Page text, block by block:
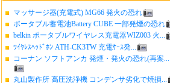
マッサージ器(充電式) MG66 発火の恐れ
ポータブル蓄電池Battery CUBE 一部発煙の恐れ
belkin ポータブルワイヤレス充電器WIZ003 火...
ﾜｲﾔﾚｽﾍｯﾄﾞﾎﾝ ATH-CK3TW 充電ｹｰｽ発...
コーナン ソフトアンカ 発煙・発火の恐れ(再案...
丸山製作所 高圧洗浄機 コンデンサ劣化で焼損...